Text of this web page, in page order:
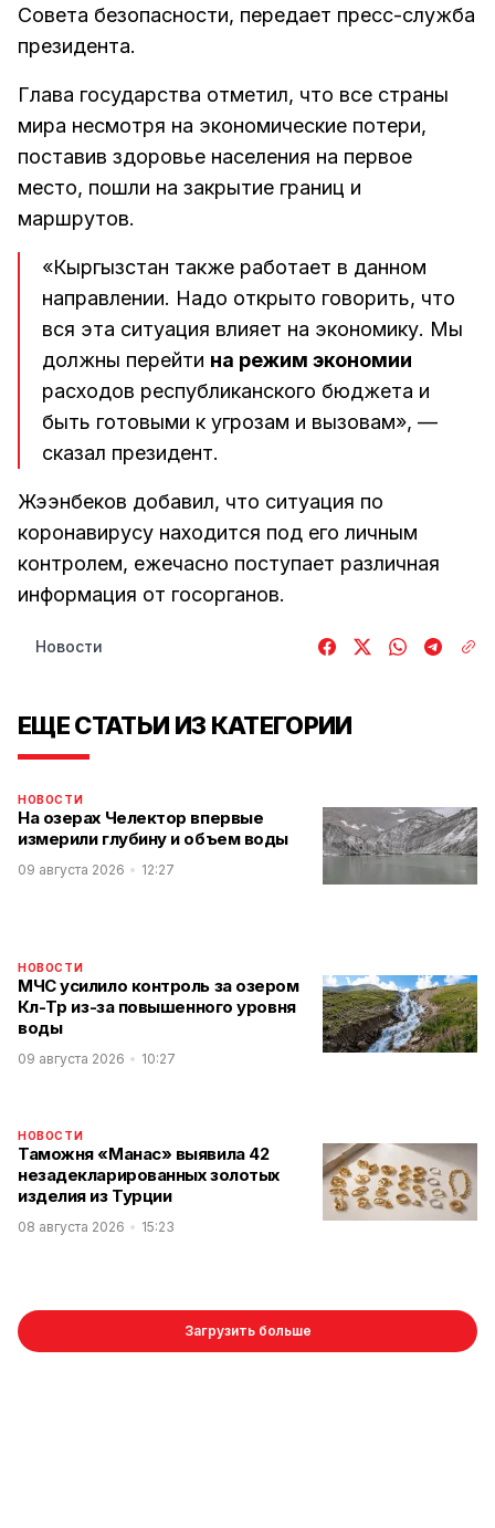
Совета безопасности, передает пресс-служба
президента.
Глава государства отметил, что все страны
мира несмотря на экономические потери,
поставив здоровье населения на первое
место, пошли на закрытие границ и
маршрутов.
«Кыргызстан также работает в данном
направлении. Надо открыто говорить, что
вся эта ситуация влияет на экономику. Мы
должны перейти на режим экономии
расходов республиканского бюджета и
быть готовыми к угрозам и вызовам», —
сказал президент.
Жээнбеков добавил, что ситуация по
коронавирусу находится под его личным
контролем, ежечасно поступает различная
информация от госорганов.
Новости
ЕЩЕ СТАТЬИ ИЗ КАТЕГОРИИ
НОВОСТИ
На озерах Челектор впервые
измерили глубину и объем воды
09 августа 2026 12:27
НОВОСТИ
МЧС усилило контроль за озером
Көл-Төр из-за повышенного уровня
воды
09 августа 2026 10:27
НОВОСТИ
Таможня «Манас» выявила 42
незадекларированных золотых
изделия из Турции
08 августа 2026 15:23
Загрузить больше